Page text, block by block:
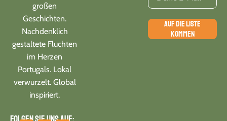
großen
Geschichten.
Nachdenklich
gestaltete Fluchten
im Herzen
Portugals. Lokal
verwurzelt. Global
inspiriert.
AUF DIE LISTE
KOMMEN